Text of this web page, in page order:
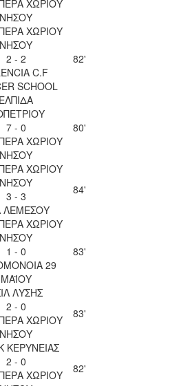
ΧΩΡΙΟΥ
ΝΗΣΟΥ
ΧΩΡΙΟΥ
ΝΗΣΟΥ
2 - 2
C.F
SCHOOL
82'
7 - 0
ΧΩΡΙΟΥ
ΝΗΣΟΥ
80'
ΧΩΡΙΟΥ
ΝΗΣΟΥ
3 - 3
ΛΕΜΕΣΟΥ
84'
ΧΩΡΙΟΥ
ΝΗΣΟΥ
1 - 0
29
ΜΑΪΟΥ
83'
ΛΥΣΗΣ
2 - 0
ΧΩΡΙΟΥ
ΝΗΣΟΥ
83'
ΚΕΡΥΝΕΙΑΣ
2 - 0
ΧΩΡΙΟΥ
82'